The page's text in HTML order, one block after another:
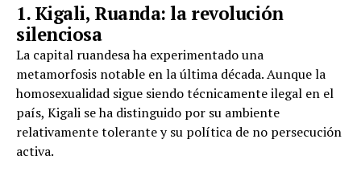
1. Kigali, Ruanda: la revolución
silenciosa
La capital ruandesa ha experimentado una
metamorfosis notable en la última década. Aunque la
homosexualidad sigue siendo técnicamente ilegal en el
país, Kigali se ha distinguido por su ambiente
relativamente tolerante y su política de no persecución
activa.